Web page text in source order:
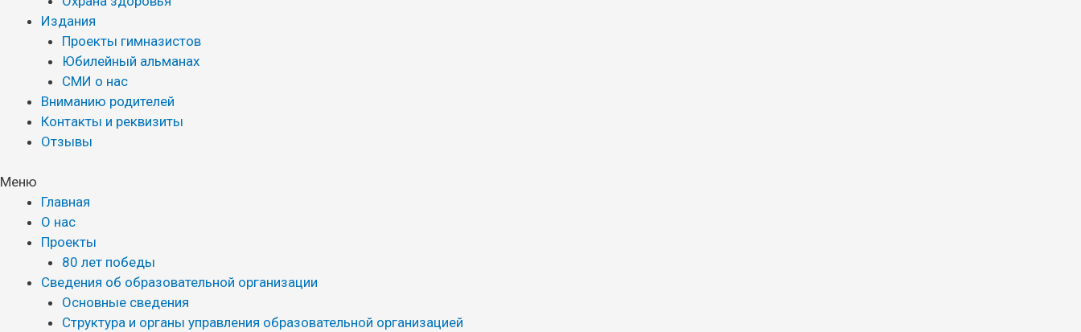
Издания
Проекты гимназистов
Юбилейный альманах
СМИ о нас
Вниманию родителей
Контакты и реквизиты
Отзывы
Меню
Главная
О нас
Проекты
80 лет победы
Сведения об образовательной организации
Основные сведения
Структура и органы управления образовательной организацией